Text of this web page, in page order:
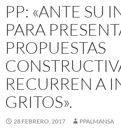
PP: «ANTE SU
PARA
PROPUESTAS
RECURREN A
GRITOS».
28 FEBRERO, 2017 PPALMANSA